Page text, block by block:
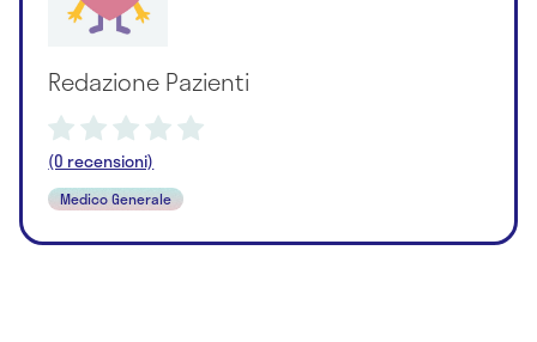
Redazione Pazienti
(0 recensioni)
Medico Generale